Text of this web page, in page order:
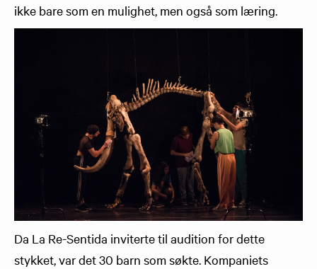
ikke bare som en mulighet, men også som læring.
Da La Re-Sentida inviterte til audition for dette
stykket, var det 30 barn som søkte. Kompaniets